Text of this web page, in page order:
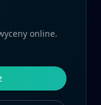
online.